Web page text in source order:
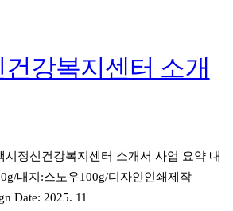
강복지센터 소개
시정신건강복지센터 소개서 사업 요약 내
내지:스노우100g/디자인인쇄제작
Date: 2025. 11